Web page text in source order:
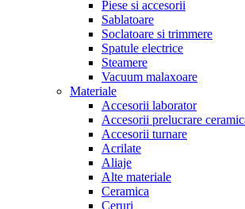
Piese si accesorii
Sablatoare
Soclatoare si trimmere
Spatule electrice
Steamere
Vacuum malaxoare
Materiale
Accesorii laborator
Accesorii prelucrare
Accesorii turnare
Acrilate
Aliaje
Alte materiale
Ceramica
Ceruri